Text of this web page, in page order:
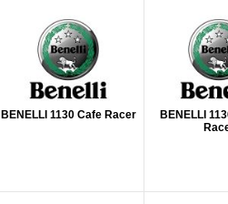
BENELLI 1130 Cafe Racer
BENELLI